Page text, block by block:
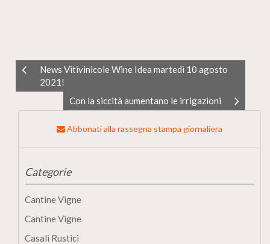
News Vitivinicole Wine Idea martedì 10 agosto
2021!
Con la siccità aumentano le irrigazioni
Abbonati alla rassegna stampa giornaliera
Categorie
Cantine Vigne
Cantine Vigne
Casali Rustici